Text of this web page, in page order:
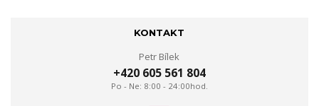
KONTAKT
Petr Bílek
+420 605 561 804
Po - Ne: 8:00 - 24:00hod.